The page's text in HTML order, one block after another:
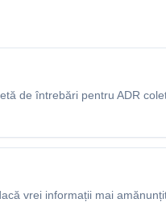
de întrebări pentru ADR
vrei informații mai